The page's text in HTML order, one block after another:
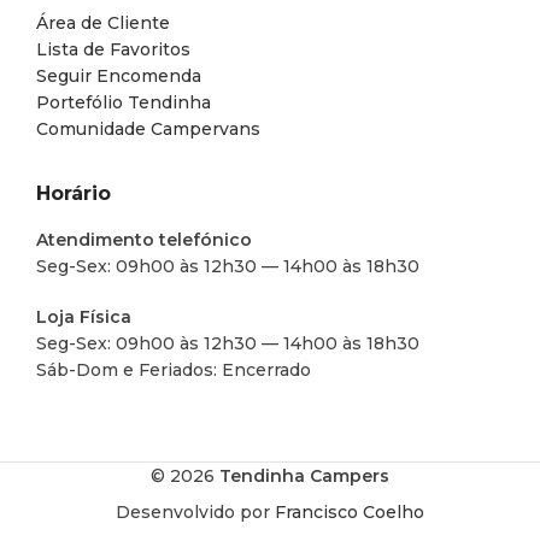
Área de Cliente
Lista de Favoritos
Seguir Encomenda
Portefólio Tendinha
Comunidade Campervans
Horário
Atendimento telefónico
Seg-Sex: 09h00 às 12h30 — 14h00 às 18h30
Loja Física
Seg-Sex: 09h00 às 12h30 — 14h00 às 18h30
Sáb-Dom e Feriados: Encerrado
© 2026 Tendinha Campers
Desenvolvido por Francisco Coelho